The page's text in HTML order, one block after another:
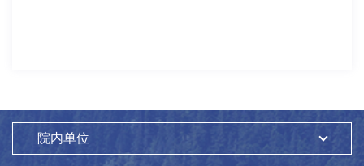
院内单位